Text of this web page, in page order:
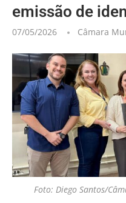
emissão de
07/05/2026 Câmara
Foto: Diego Santos/